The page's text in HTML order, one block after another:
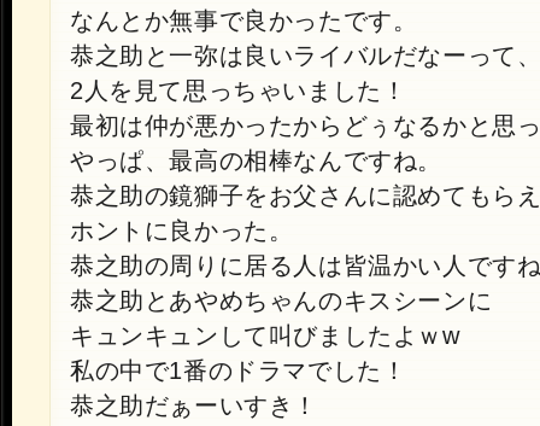
なんとか無事で良かったです。
恭之助と一弥は良いライバルだなーって
2人を見て思っちゃいました！
最初は仲が悪かったからどぅなるかと思
やっぱ、最高の相棒なんですね。
恭之助の鏡獅子をお父さんに認めてもら
ホントに良かった。
恭之助の周りに居る人は皆温かい人です
恭之助とあやめちゃんのキスシーンに
キュンキュンして叫びましたよｗw
私の中で1番のドラマでした！
恭之助だぁーいすき！